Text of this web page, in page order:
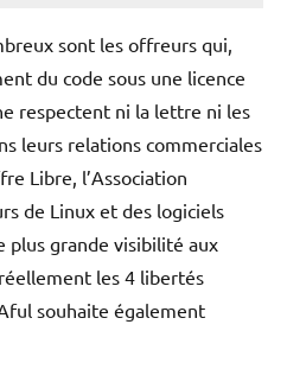
sont les offreurs qui,
du code sous une licence
respectent ni la lettre ni les
leurs relations commerciales
Libre, l’Association
de Linux et des logiciels
grande visibilité aux
les 4 libertés
souhaite également